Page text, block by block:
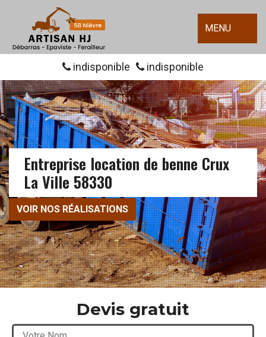
MENU
indisponible indisponible
Entreprise location de benne Crux
La Ville 58330
VOIR NOS RÉALISATIONS
Devis gratuit